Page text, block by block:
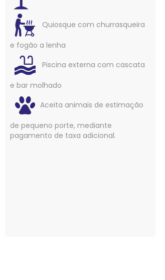
Quiosque com churrasqueira
e fogão a lenha
Piscina externa com cascata
e bar molhado
Aceita animais de estimação
de pequeno porte, mediante
pagamento de taxa adicional.